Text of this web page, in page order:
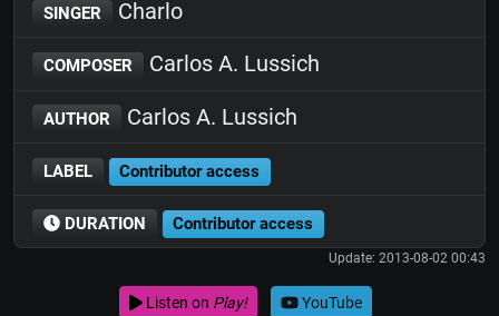
SINGER Charlo
COMPOSER Carlos A. Lussich
AUTHOR Carlos A. Lussich
LABEL Contributor access
DURATION Contributor access
Update: 2013-08-02 00:43
Listen on Play! YouTube